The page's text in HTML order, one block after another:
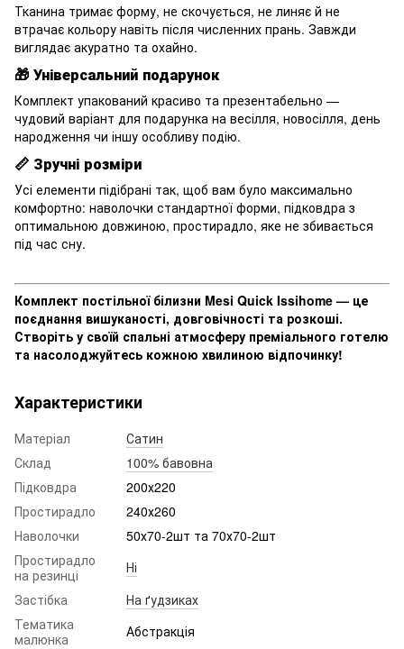
Тканина тримає форму, не скочується, не линяє й не
втрачає кольору навіть після численних прань. Завжди
виглядає акуратно та охайно.
🎁 Універсальний подарунок
Комплект упакований красиво та презентабельно —
чудовий варіант для подарунка на весілля, новосілля, день
народження чи іншу особливу подію.
📏 Зручні розміри
Усі елементи підібрані так, щоб вам було максимально
комфортно: наволочки стандартної форми, підковдра з
оптимальною довжиною, простирадло, яке не збивається
під час сну.
Комплект постільної білизни Mesi Quick Issihome — це
поєднання вишуканості, довговічності та розкоші.
Створіть у своїй спальні атмосферу преміального готелю
та насолоджуйтесь кожною хвилиною відпочинку!
Характеристики
Матеріал
Сатин
Склад
100% бавовна
Підковдра
200х220
Простирадло
240х260
Наволочки
50х70-2шт та 70х70-2шт
Простирадло
на резинці
Ні
Застібка
На ґудзиках
Тематика
малюнка
Абстракція